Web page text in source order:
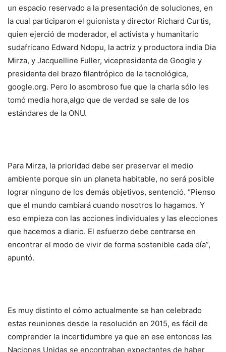
un espacio reservado a la presentación de soluciones, en
la cual participaron el guionista y director Richard Curtis,
quien ejerció de moderador, el activista y humanitario
sudafricano Edward Ndopu, la actriz y productora india Dia
Mirza, y Jacquelline Fuller, vicepresidenta de Google y
presidenta del brazo filantrópico de la tecnológica,
google.org. Pero lo asombroso fue que la charla sólo les
tomó media hora,algo que de verdad se sale de los
estándares de la ONU.
Para Mirza, la prioridad debe ser preservar el medio
ambiente porque sin un planeta habitable, no será posible
lograr ninguno de los demás objetivos, sentenció. “Pienso
que el mundo cambiará cuando nosotros lo hagamos. Y
eso empieza con las acciones individuales y las elecciones
que hacemos a diario. El esfuerzo debe centrarse en
encontrar el modo de vivir de forma sostenible cada día”,
apuntó.
Es muy distinto el cómo actualmente se han celebrado
estas reuniones desde la resolución en 2015, es fácil de
comprender la incertidumbre ya que en ese entonces las
Naciones Unidas se encontraban expectantes de haber